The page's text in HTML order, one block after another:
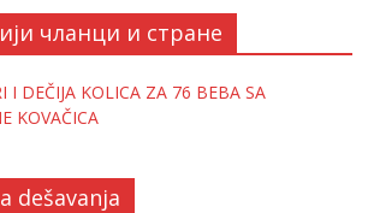
чланци и стране
I DEČIJA KOLICA ZA 76 BEBA SA
KOVAČICA
dešavanja